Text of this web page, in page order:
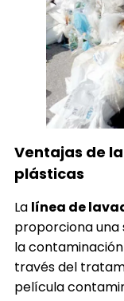
Ventajas de
plásticas
La línea de
proporciona una
la
través del
película